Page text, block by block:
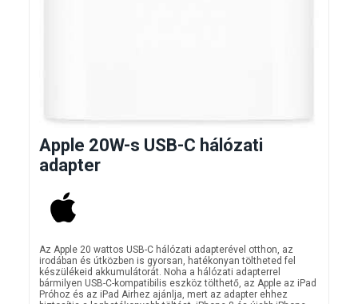
Apple 20W-s USB-C hálózati
adapter
Az Apple 20 wattos USB-C hálózati adapterével otthon, az
irodában és útközben is gyorsan, hatékonyan töltheted fel
készülékeid akkumulátorát. Noha a hálózati adapterrel
bármilyen USB-C-kompatibilis eszköz tölthető, az Apple az iPad
Próhoz és az iPad Airhez ajánlja, mert az adapter ehhez